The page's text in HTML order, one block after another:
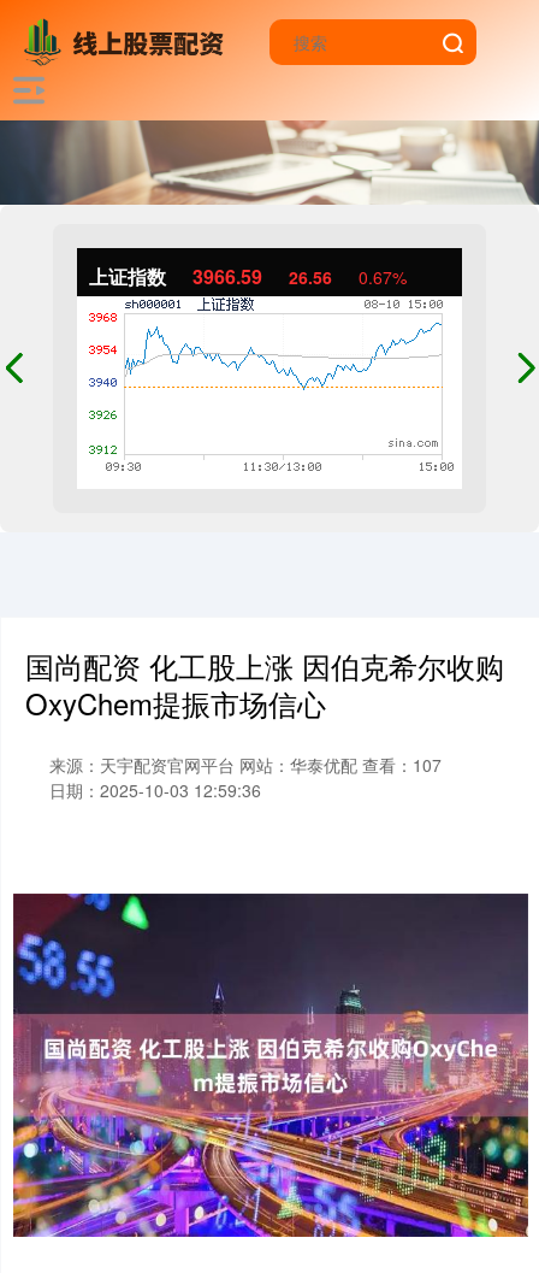
上证指数 3966.59 26.56 0.67%
国尚配资 化工股上涨 因伯克希尔收购
OxyChem提振市场信心
来源：天宇配资官网平台 网站：华泰优配 查看：107
日期：2025-10-03 12:59:36